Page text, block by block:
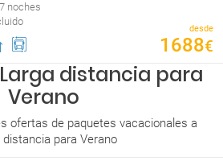
noches
desde
1688€
distancia para
Verano
ofertas de paquetes vacacionales a
distancia para Verano